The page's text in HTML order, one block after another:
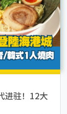
进驻！12大